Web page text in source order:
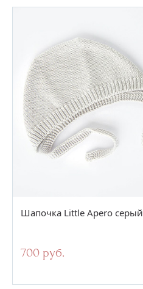
Шапочка Little Apero серый
700 руб.